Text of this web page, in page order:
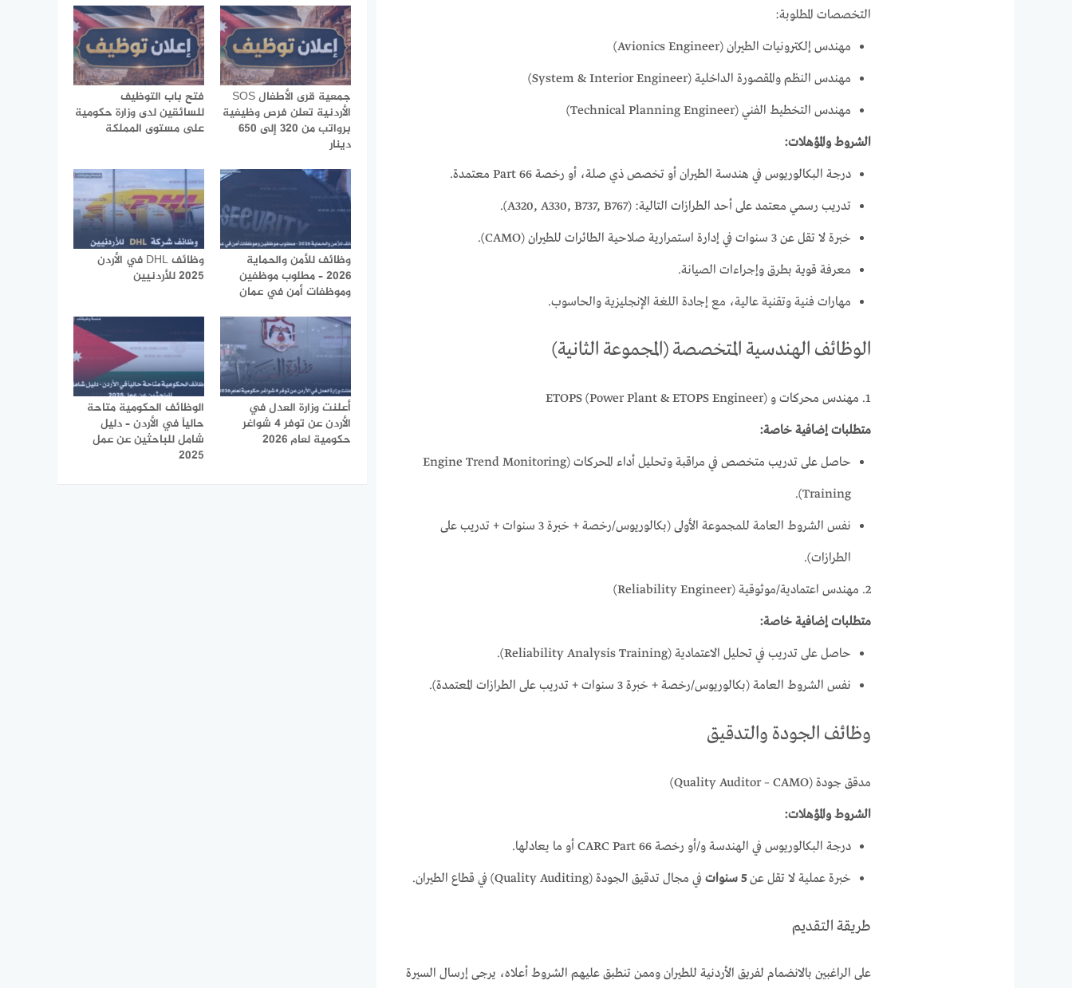
التخصصات المطلوبة:
مهندس إلكترونيات الطيران (Avionics Engineer)
مهندس النظم والمقصورة الداخلية (System & Interior Engineer)
مهندس التخطيط الفني (Technical Planning Engineer)
الشروط والمؤهلات:
درجة البكالوريوس في هندسة الطيران أو تخصص ذي صلة، أو رخصة Part 66 معتمدة.
تدريب رسمي معتمد على أحد الطرازات التالية: (A320, A330, B737, B767).
خبرة لا تقل عن 3 سنوات في إدارة استمرارية صلاحية الطائرات للطيران (CAMO).
معرفة قوية بطرق وإجراءات الصيانة.
مهارات فنية وتقنية عالية، مع إجادة اللغة الإنجليزية والحاسوب.
الوظائف الهندسية المتخصصة (المجموعة الثانية)
1. مهندس محركات و ETOPS (Power Plant & ETOPS Engineer)
متطلبات إضافية خاصة:
حاصل على تدريب متخصص في مراقبة وتحليل أداء المحركات (Engine Trend Monitoring
Training).
نفس الشروط العامة للمجموعة الأولى (بكالوريوس/رخصة + خبرة 3 سنوات + تدريب على
الطرازات).
2. مهندس اعتمادية/موثوقية (Reliability Engineer)
متطلبات إضافية خاصة:
حاصل على تدريب في تحليل الاعتمادية (Reliability Analysis Training).
نفس الشروط العامة (بكالوريوس/رخصة + خبرة 3 سنوات + تدريب على الطرازات المعتمدة).
وظائف الجودة والتدقيق
مدقق جودة (Quality Auditor – CAMO)
الشروط والمؤهلات:
درجة البكالوريوس في الهندسة و/أو رخصة CARC Part 66 أو ما يعادلها.
خبرة عملية لا تقل عن5 سنوات في مجال تدقيق الجودة (Quality Auditing) في قطاع الطيران.
طريقة التقديم
على الراغبين بالانضمام لفريق الأردنية للطيران وممن تنطبق عليهم الشروط أعلاه، يرجى إرسال السيرة
جمعية قرى الأطفال SOS
الأردنية تعلن فرص وظيفية
برواتب من 320 إلى 650
دينار
فتح باب التوظيف
للسائقين لدى وزارة حكومية
على مستوى المملكة
وظائف للأمن والحماية
2026 – مطلوب موظفين
وموظفات أمن في عمان
وظائف DHL في الأردن
2025 للأردنيين
أعلنت وزارة العدل في
الأردن عن توفر 4 شواغر
حكومية لعام 2026
الوظائف الحكومية متاحة
حالياً في الأردن – دليل
شامل للباحثين عن عمل
2025